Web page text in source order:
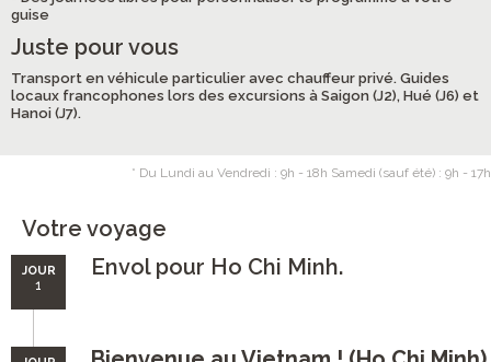
guise
Juste pour vous
Transport en véhicule particulier avec chauffeur privé. Guides
locaux francophones lors des excursions à Saigon (J2), Hué (J6) et
Hanoi (J7).
* Du Lundi au Vendredi : 9h - 18h Samedi (sauf été) : 9h - 17h
Votre voyage
JOUR
1
Envol pour Ho Chi Minh.